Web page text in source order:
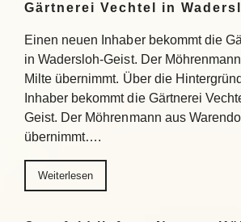
Gärtnerei Vechtel in
Einen neuen Inhaber bekommt die
in Wadersloh-Geist. Der
Milte übernimmt. Über die
Inhaber bekommt die Gärtnerei
Geist. Der Möhrenmann aus
übernimmt….
Weiterlesen